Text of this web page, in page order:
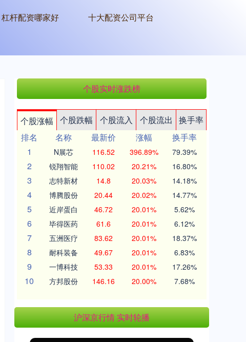
杠杆配资哪家好 十大配资公司平台
个股实时涨跌榜
个股涨幅 个股跌幅 个股流入 个股流出
换手率
排名
名称 最新价 涨幅
换手率
1
N展芯 116.52 396.89% 79.39%
2 锐翔智能 110.02 20.21% 16.80%
3 志特新材 14.8 20.03% 14.18%
4 博腾股份 20.44 20.02% 14.77%
5 近岸蛋白 46.72 20.01% 5.62%
6 毕得医药 61.6 20.01% 6.12%
7 五洲医疗 83.62 20.01% 18.37%
8 耐科装备 49.67 20.01% 6.83%
9 一博科技 53.33 20.01% 17.26%
10 方邦股份 146.16 20.00% 7.68%
沪深京行情 实时轮播